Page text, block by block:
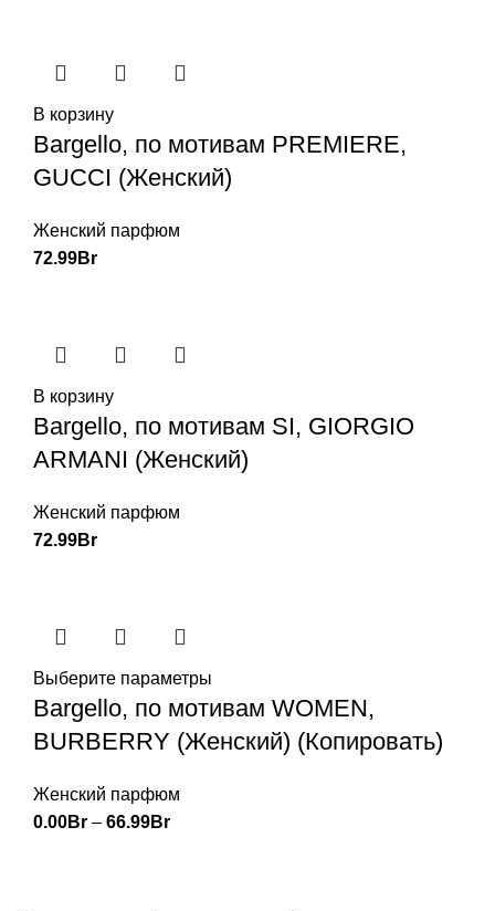
В корзину
Bargello, по мотивам PREMIERE,
GUCCI (Женский)
Женский парфюм
72.99Br
В корзину
Bargello, по мотивам SI, GIORGIO
ARMANI (Женский)
Женский парфюм
72.99Br
Выберите параметры
Bargello, по мотивам WOMEN,
BURBERRY (Женский) (Копировать)
Женский парфюм
0.00Br – 66.99Br